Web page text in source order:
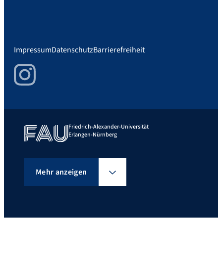
ImpressumDatenschutzBarrierefreiheit
Instagram
Friedrich-Alexander-Universität
Erlangen-Nürnberg
Mehr anzeigen